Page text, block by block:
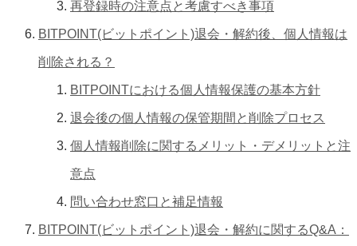
再登録時の注意点と考慮すべき事項
BITPOINT(ビットポイント)退会・解約後、個人情報は
削除される？
BITPOINTにおける個人情報保護の基本方針
退会後の個人情報の保管期間と削除プロセス
個人情報削除に関するメリット・デメリットと注
意点
問い合わせ窓口と補足情報
BITPOINT(ビットポイント)退会・解約に関するQ&A：